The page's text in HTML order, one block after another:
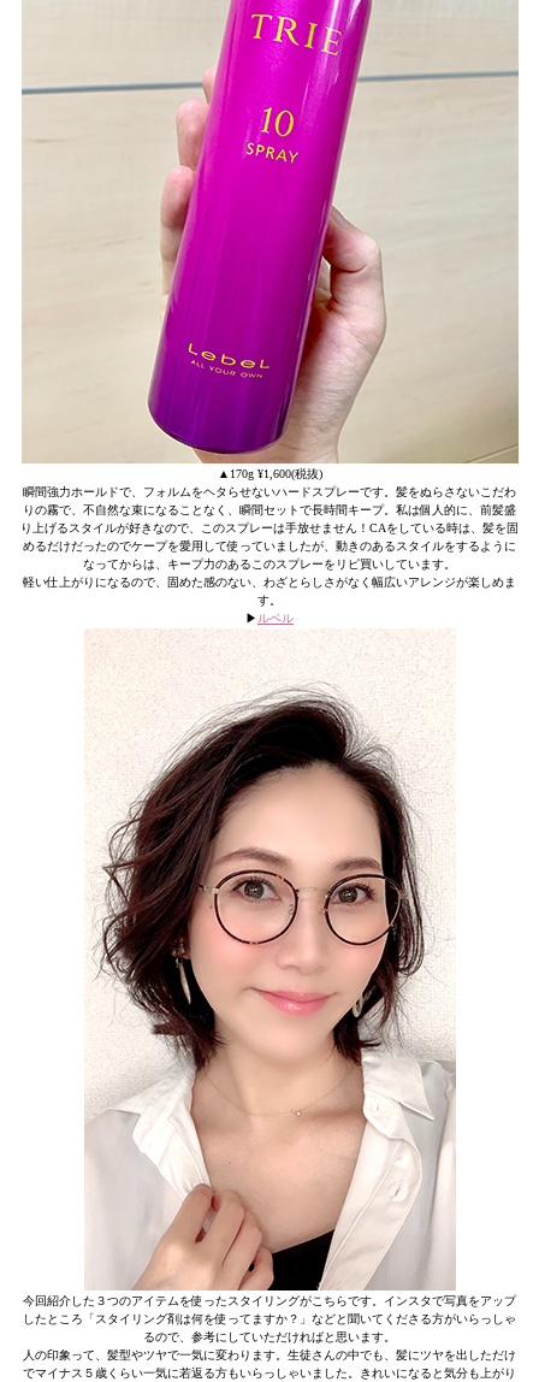
▲170g ¥1,600(税抜)
瞬間強力ホールドで、フォルムをヘタらせないハードスプレーです。髪をぬらさないこだわ
りの霧で、不自然な束になることなく、瞬間セットで長時間キープ。私は個人的に、前髪盛
り上げるスタイルが好きなので、このスプレーは手放せません！CAをしている時は、髪を固
めるだけだったのでケープを愛用して使っていましたが、動きのあるスタイルをするように
なってからは、キープ力のあるこのスプレーをリピ買いしています。
軽い仕上がりになるので、固めた感のない、わざとらしさがなく幅広いアレンジが楽しめま
す。
▶︎ ルベル
今回紹介した３つのアイテムを使ったスタイリングがこちらです。インスタで写真をアップ
したところ「スタイリング剤は何を使ってますか？」などと聞いてくださる方がいらっしゃ
るので、参考にしていただければと思います。
人の印象って、髪型やツヤで一気に変わります。生徒さんの中でも、髪にツヤを出しただけ
でマイナス５歳くらい一気に若返る方もいらっしゃいました。きれいになると気分も上がり